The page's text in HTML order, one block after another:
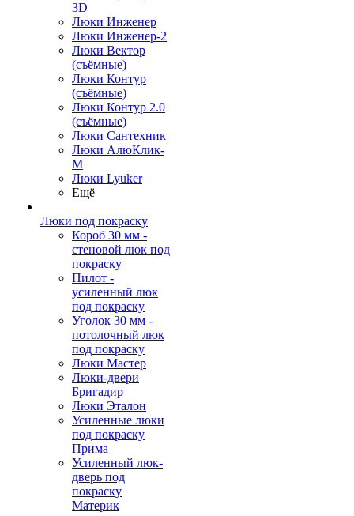
3D
Люки Инженер
Люки Инженер-2
Люки Вектор
(съёмные)
Люки Контур
(съёмные)
Люки Контур 2.0
(съёмные)
Люки Сантехник
Люки АлюКлик-
М
Люки Lyuker
Ещё
Люки под покраску
Короб 30 мм -
стеновой люк под
покраску
Пилот -
усиленный люк
под покраску
Уголок 30 мм -
потолочный люк
под покраску
Люки Мастер
Люки-двери
Бригадир
Люки Эталон
Усиленные люки
под покраску
Прима
Усиленный люк-
дверь под
покраску
Материк